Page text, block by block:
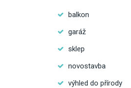
balkon
garáž
sklep
novostavba
výhled do přírody